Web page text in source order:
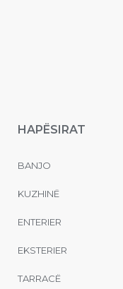
HAPËSIRAT
BANJO
KUZHINË
ENTERIER
EKSTERIER
TARRACË